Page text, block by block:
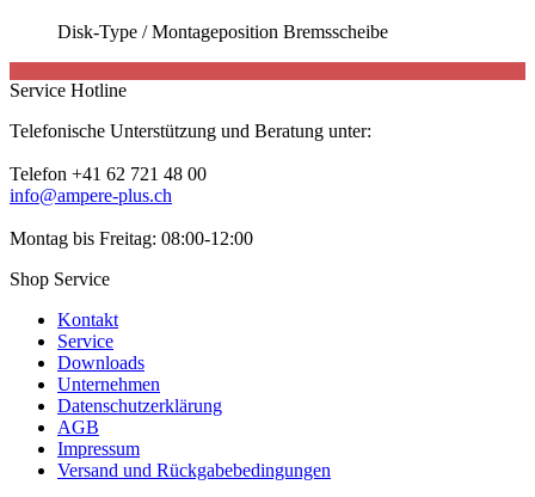
Disk-Type / Montageposition Bremsscheibe
Service Hotline
Telefonische Unterstützung und Beratung unter:
Telefon +41 62 721 48 00
info@ampere-plus.ch
Montag bis Freitag: 08:00-12:00
Shop Service
Kontakt
Service
Downloads
Unternehmen
Datenschutzerklärung
AGB
Impressum
Versand und Rückgabebedingungen